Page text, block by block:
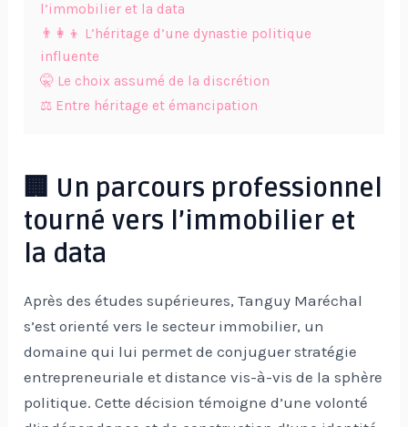
l’immobilier et la data
👨‍👩‍👦 L’héritage d’une dynastie politique
influente
🤫 Le choix assumé de la discrétion
⚖️ Entre héritage et émancipation
🏢 Un parcours professionnel
tourné vers l’immobilier et
la data
Après des études supérieures, Tanguy Maréchal
s’est orienté vers le secteur immobilier, un
domaine qui lui permet de conjuguer stratégie
entrepreneuriale et distance vis-à-vis de la sphère
politique. Cette décision témoigne d’une volonté